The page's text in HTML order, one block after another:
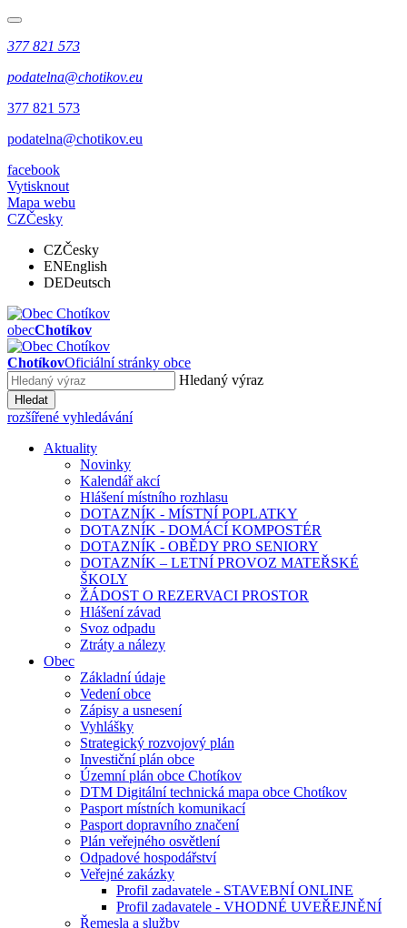
377 821 573
podatelna@chotikov.eu
377 821 573
podatelna@chotikov.eu
facebook
Vytisknout
Mapa webu
CZČesky
CZČesky
ENEnglish
DEDeutsch
obecChotíkov
ChotíkovOficiální stránky obce
Hledaný výraz
Hledat
rozšířené vyhledávání
Aktuality
Novinky
Kalendář akcí
Hlášení místního rozhlasu
DOTAZNÍK - MÍSTNÍ POPLATKY
DOTAZNÍK - DOMÁCÍ KOMPOSTÉR
DOTAZNÍK - OBĚDY PRO SENIORY
DOTAZNÍK – LETNÍ PROVOZ MATEŘSKÉ
ŠKOLY
ŽÁDOST O REZERVACI PROSTOR
Hlášení závad
Svoz odpadu
Ztráty a nálezy
Obec
Základní údaje
Vedení obce
Zápisy a usnesení
Vyhlášky
Strategický rozvojový plán
Investiční plán obce
Územní plán obce Chotíkov
DTM Digitální technická mapa obce Chotíkov
Pasport místních komunikací
Pasport dopravního značení
Plán veřejného osvětlení
Odpadové hospodářství
Veřejné zakázky
Profil zadavatele - STAVEBNÍ ONLINE
Profil zadavatele - VHODNÉ UVEŘEJNĚNÍ
Řemesla a služby